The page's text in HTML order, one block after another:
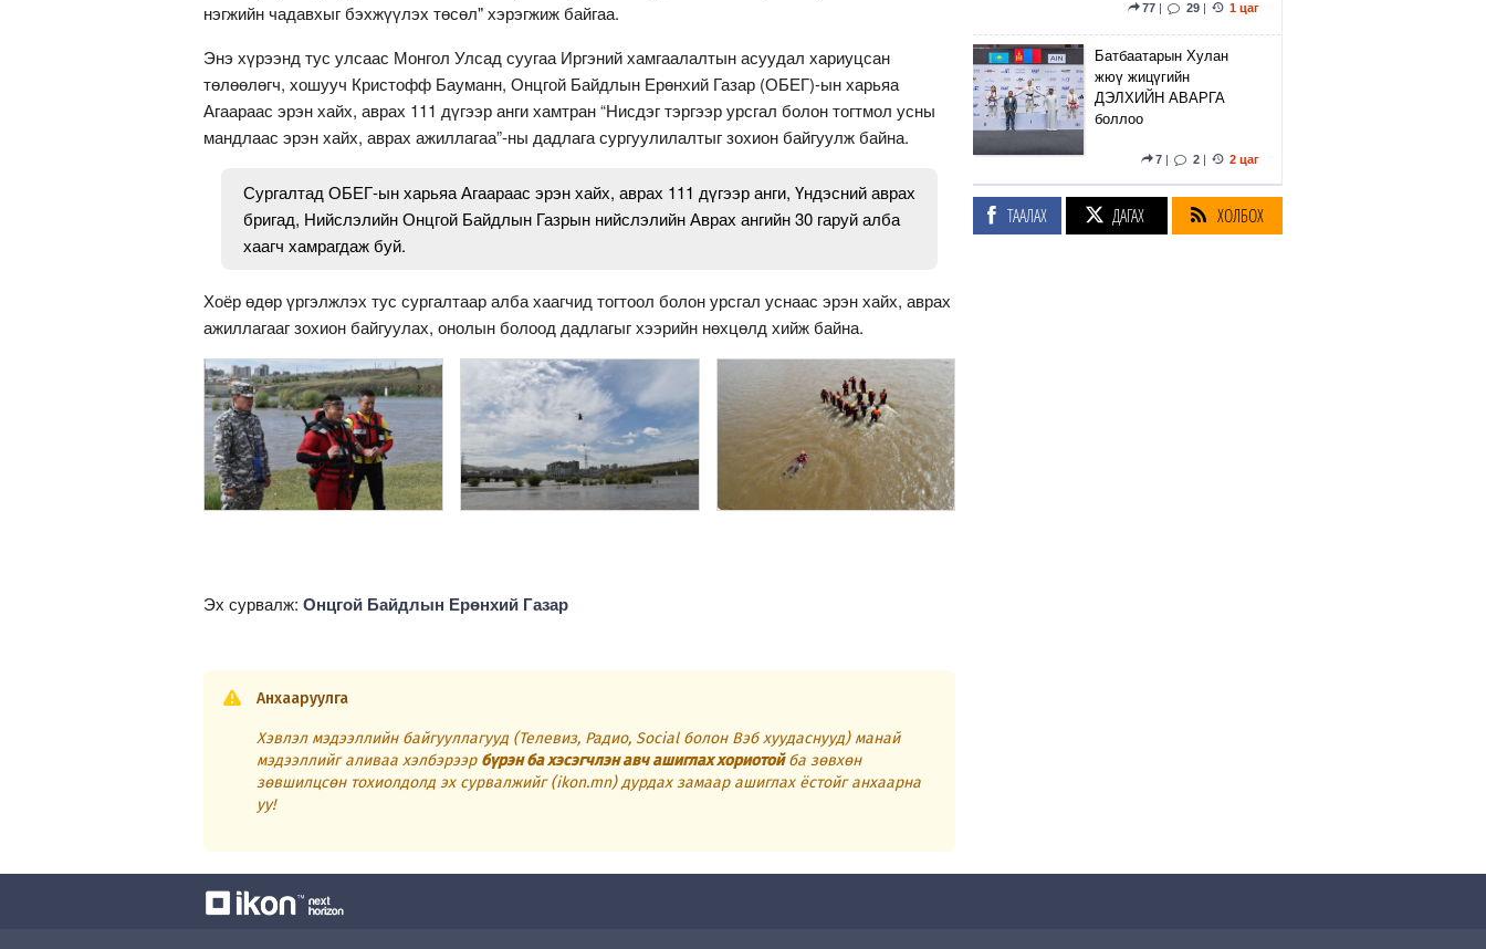
нэгжийн чадавхыг бэхжүүлэх төсөл" хэрэгжиж байгаа.
Энэ хүрээнд тус улсаас Монгол Улсад суугаа Иргэний хамгаалалтын асуудал хариуцсан
төлөөлөгч, хошууч Кристофф Бауманн, Онцгой Байдлын Ерөнхий Газар (ОБЕГ)-ын харьяа
Агаараас эрэн хайх, аврах 111 дүгээр анги хамтран “Нисдэг тэргээр урсгал болон тогтмол усны
мандлаас эрэн хайх, аврах ажиллагаа”-ны дадлага сургуулилалтыг зохион байгуулж байна.
Сургалтад ОБЕГ-ын харьяа Агаараас эрэн хайх, аврах 111 дүгээр анги, Үндэсний аврах
бригад, Нийслэлийн Онцгой Байдлын Газрын нийслэлийн Аврах ангийн 30 гаруй алба
хаагч хамрагдаж буй.
Хоёр өдөр үргэлжлэх тус сургалтаар алба хаагчид тогтоол болон урсгал уснаас эрэн хайх, аврах
ажиллагааг зохион байгуулах, онолын болоод дадлагыг хээрийн нөхцөлд хийж байна.
Эх сурвалж: Онцгой Байдлын Ерөнхий Газар
Анхааруулга
Хэвлэл мэдээллийн байгууллагууд (Телевиз, Радио, Social болон Вэб хуудаснууд) манай
мэдээллийг аливаа хэлбэрээр бүрэн ба хэсэгчлэн авч ашиглах хориотойба зөвхөн
зөвшилцсөн тохиолдолд эх сурвалжийг (ikon.mn) дурдах замаар ашиглах ёстойг анхаарна
уу!
77 | 29 | 1 цаг
Батбаатарын Хулан
жюү жицүгийн
ДЭЛХИЙН АВАРГА
боллоо
7 | 2 | 2 цаг
Өмнөд Солонгосын
хөлбөмбөгийн холбоо
ТААЛАХ ДАГАХ ХОЛБОХ